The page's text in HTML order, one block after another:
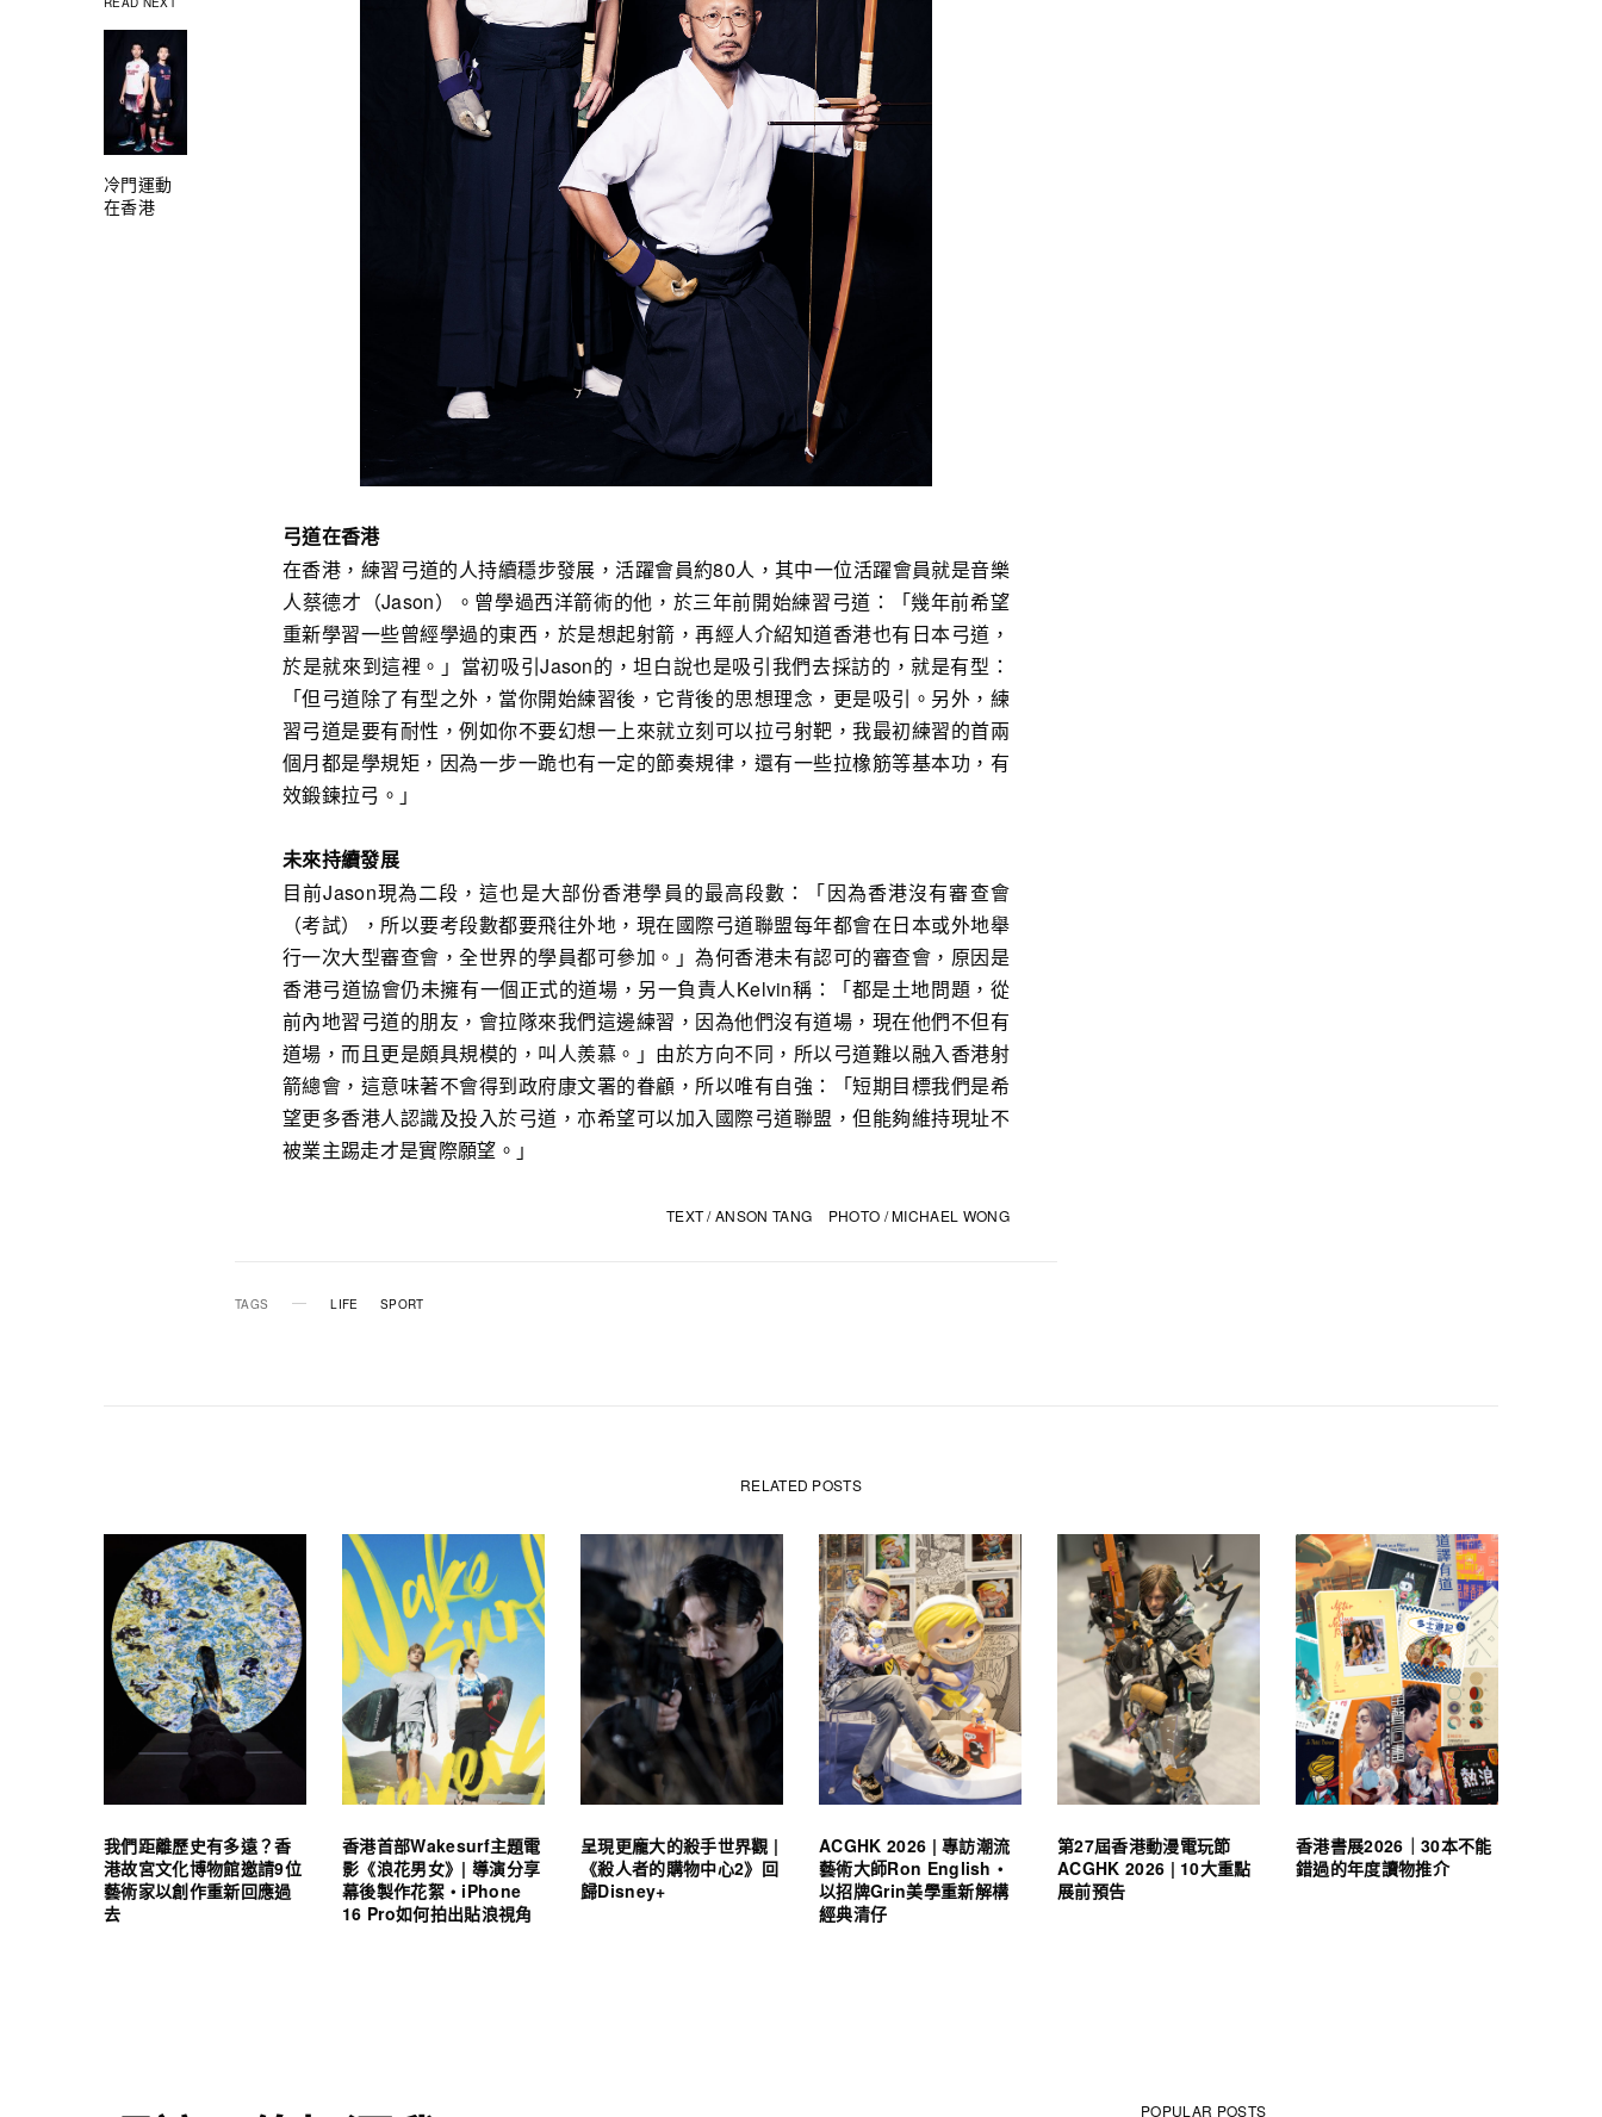
冷門運動
在香港
弓道在香港
在香港，練習弓道的人持續穩步發展，活躍會員約80人，其中一位活躍會員就是音樂
人蔡德才（Jason）。曾學過西洋箭術的他，於三年前開始練習弓道：「幾年前希望
重新學習一些曾經學過的東西，於是想起射箭，再經人介紹知道香港也有日本弓道，
於是就來到這裡。」當初吸引Jason的，坦白說也是吸引我們去採訪的，就是有型：
「但弓道除了有型之外，當你開始練習後，它背後的思想理念，更是吸引。另外，練
習弓道是要有耐性，例如你不要幻想一上來就立刻可以拉弓射靶，我最初練習的首兩
個月都是學規矩，因為一步一跪也有一定的節奏規律，還有一些拉橡筋等基本功，有
效鍛鍊拉弓。」
未來持續發展
目前Jason現為二段，這也是大部份香港學員的最高段數：「因為香港沒有審查會
（考試），所以要考段數都要飛往外地，現在國際弓道聯盟每年都會在日本或外地舉
行一次大型審查會，全世界的學員都可參加。」為何香港未有認可的審查會，原因是
香港弓道協會仍未擁有一個正式的道場，另一負責人Kelvin稱：「都是土地問題，從
前內地習弓道的朋友，會拉隊來我們這邊練習，因為他們沒有道場，現在他們不但有
道場，而且更是頗具規模的，叫人羨慕。」由於方向不同，所以弓道難以融入香港射
箭總會，這意味著不會得到政府康文署的眷顧，所以唯有自強：「短期目標我們是希
望更多香港人認識及投入於弓道，亦希望可以加入國際弓道聯盟，但能夠維持現址不
被業主踢走才是實際願望。」
TEXT / ANSON TANG PHOTO / MICHAEL WONG
TAGS LIFE SPORT
RELATED POSTS
我們距離歷史有多遠？香
港故宮文化博物館邀請9位
藝術家以創作重新回應過
去
香港首部Wakesurf主題電
影《浪花男女》| 導演分享
幕後製作花絮・iPhone
16 Pro如何拍出貼浪視角
呈現更龐大的殺手世界觀 |
《殺人者的購物中心2》回
歸Disney+
ACGHK 2026 | 專訪潮流
藝術大師Ron English・
以招牌Grin美學重新解構
經典清仔
第27屆香港動漫電玩節
ACGHK 2026 | 10大重點
展前預告
香港書展2026｜30本不能
錯過的年度讀物推介
POPULAR POSTS